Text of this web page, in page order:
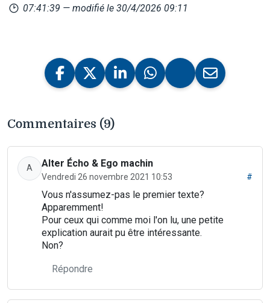
07:41:39 — modifié le 30/4/2026 09:11
Commentaires (9)
A Alter Écho & Ego machin
Vendredi 26 novembre 2021 10:53 #
Vous n'assumez-pas le premier texte?
Apparemment!
Pour ceux qui comme moi l'on lu, une petite
explication aurait pu être intéressante.
Non?
Répondre